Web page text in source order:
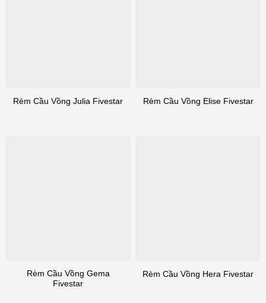
Rèm Cầu Vồng Julia Fivestar Rèm Cầu Vồng Elise Fivestar
Rèm Cầu Vồng Gema
Fivestar
Rèm Cầu Vồng Hera Fivestar